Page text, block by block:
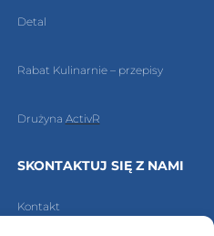
Detal
Rabat Kulinarnie – przepisy
Drużyna ActivR
SKONTAKTUJ SIĘ Z NAMI
Kontakt